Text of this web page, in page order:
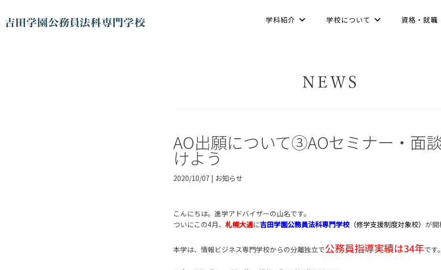
学科紹介 学校について 資格・就職
NEWS
AO出願について③AOセミナー・面
けよう
2020/10/07 | お知らせ
こんにちは。進学アドバイザーの山名です。
ついにこの4月、 札幌大通に吉田学園公務員法科専門学校（修学支援制度対象校） が開
本学は、情報ビジネス専門学校からの分離独立で公務員指導実績は34年です